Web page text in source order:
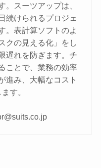
。スーツアップは、
続けられるプロジェ
。表計算ソフトのよ
クの見える化」をし
遅れを防ぎます。チ
ことで、業務の効率
進み、大幅なコスト
す。